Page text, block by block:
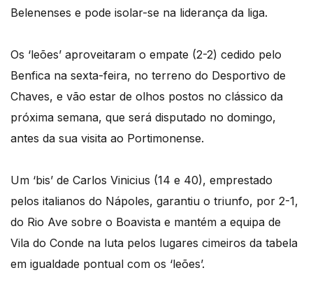
Belenenses e pode isolar-se na liderança da liga.
Os ‘leões’ aproveitaram o empate (2-2) cedido pelo
Benfica na sexta-feira, no terreno do Desportivo de
Chaves, e vão estar de olhos postos no clássico da
próxima semana, que será disputado no domingo,
antes da sua visita ao Portimonense.
Um ‘bis’ de Carlos Vinicius (14 e 40), emprestado
pelos italianos do Nápoles, garantiu o triunfo, por 2-1,
do Rio Ave sobre o Boavista e mantém a equipa de
Vila do Conde na luta pelos lugares cimeiros da tabela
em igualdade pontual com os ‘leões’.